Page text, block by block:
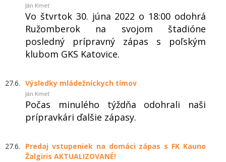
Ján Kmeť
Vo štvrtok 30. júna 2022 o 18:00 odohrá
Ružomberok na svojom štadióne
posledný prípravný zápas s poľským
klubom GKS Katovice.
27.6. Výsledky mládežníckych tímov
Ján Kmeť
Počas minulého týždňa odohrali naši
prípravkári ďalšie zápasy.
27.6.
Predaj vstupeniek na domáci zápas s FK Kauno
Žalgiris AKTUALIZOVANÉ!